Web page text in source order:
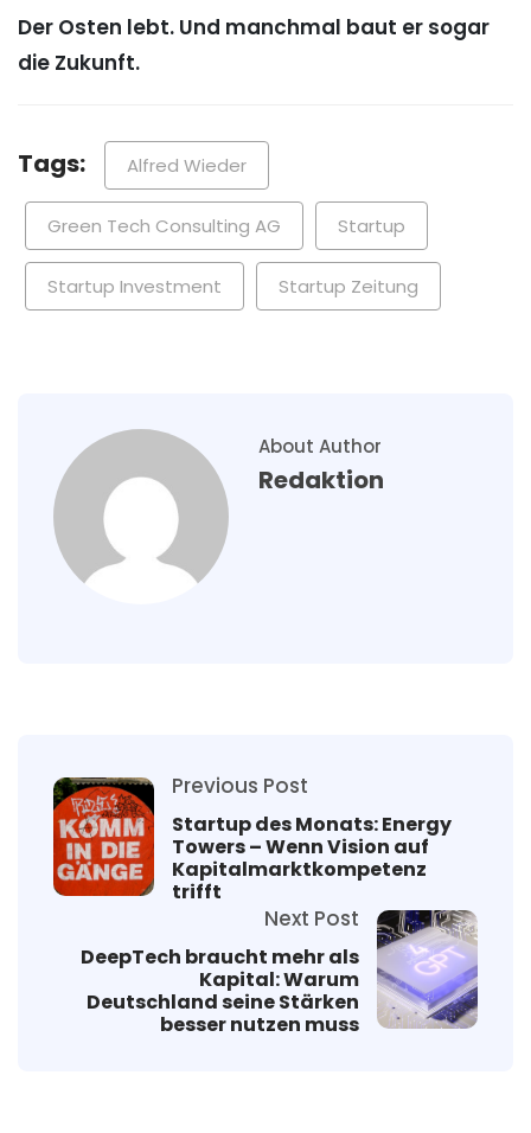
Der Osten lebt. Und manchmal baut er sogar
die Zukunft.
Tags: Alfred Wieder
Green Tech Consulting AG Startup
Startup Investment Startup Zeitung
About Author
Redaktion
Previous Post
Startup des Monats: Energy
Towers – Wenn Vision auf
Kapitalmarktkompetenz
trifft
Next Post
DeepTech braucht mehr als
Kapital: Warum
Deutschland seine Stärken
besser nutzen muss